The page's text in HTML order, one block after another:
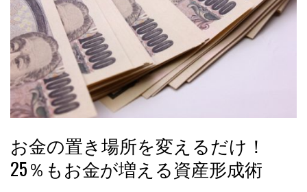
お金の置き場所を変えるだけ！
25％もお金が増える資産形成術